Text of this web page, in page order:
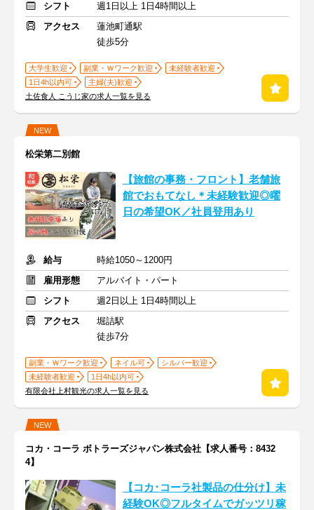
シフト
週1日以上 1日4時間以上
アクセス
蓮池町通駅
徒歩5分
大学生歓迎 副業・Ｗワーク歓迎
未経験者歓迎
1日4h以内可
主婦(夫)歓迎
土佐食人 こうじ家の求人一覧を見る
NEW
松栄第二別館
【旅館の事務・フロント】老舗旅
館でおもてなし＊未経験歓迎◎曜
日の希望OK／社員登用あり
給与
時給1050～1200円
雇用形態
アルバイト・パート
シフト
週2日以上 1日4時間以上
アクセス
堀詰駅
徒歩7分
副業・Ｗワーク歓迎 ネイル可
シルバー歓迎
未経験者歓迎
1日4h以内可
有限会社上村観光の求人一覧を見る
NEW
コカ・コーラ ボトラーズジャパン株式会社【求人番号：8432
4】
【コカ･コーラ社製品の仕分け】未
経験OK◎フルタイムでガッツリ稼